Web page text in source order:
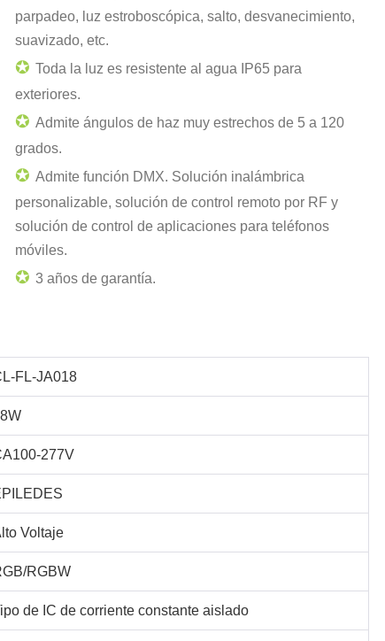
parpadeo, luz estroboscópica, salto, desvanecimiento,
suavizado, etc.
✪ Toda la luz es resistente al agua IP65 para
exteriores.
✪ Admite ángulos de haz muy estrechos de 5 a 120
grados.
✪ Admite función DMX. Solución inalámbrica
personalizable, solución de control remoto por RF y
solución de control de aplicaciones para teléfonos
móviles.
✪ 3 años de garantía.
FL-JA018
277V
Voltaje
RGBW
de IC de corriente constante aislado